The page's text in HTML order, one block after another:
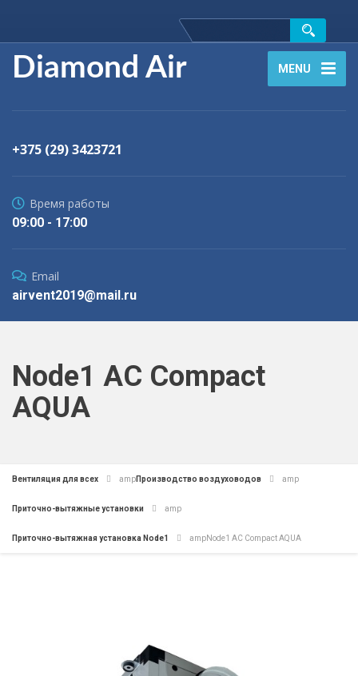
Diamond Air MENU
+375 (29) 3423721
Время работы
09:00 - 17:00
Email
airvent2019@mail.ru
Node1 AC Compact
AQUA
Вентиляция для всех ampПроизводство воздуховодов amp
Приточно-вытяжные установки amp
Приточно-вытяжная установка Node1 ampNode1 AC Compact AQUA